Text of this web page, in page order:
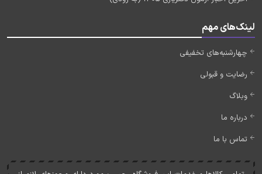
لینک‌های مهم
چهارشنبه‌های تخفیفی
رضایت و قبولی
وبلاگ
درباره ما
تماس با ما